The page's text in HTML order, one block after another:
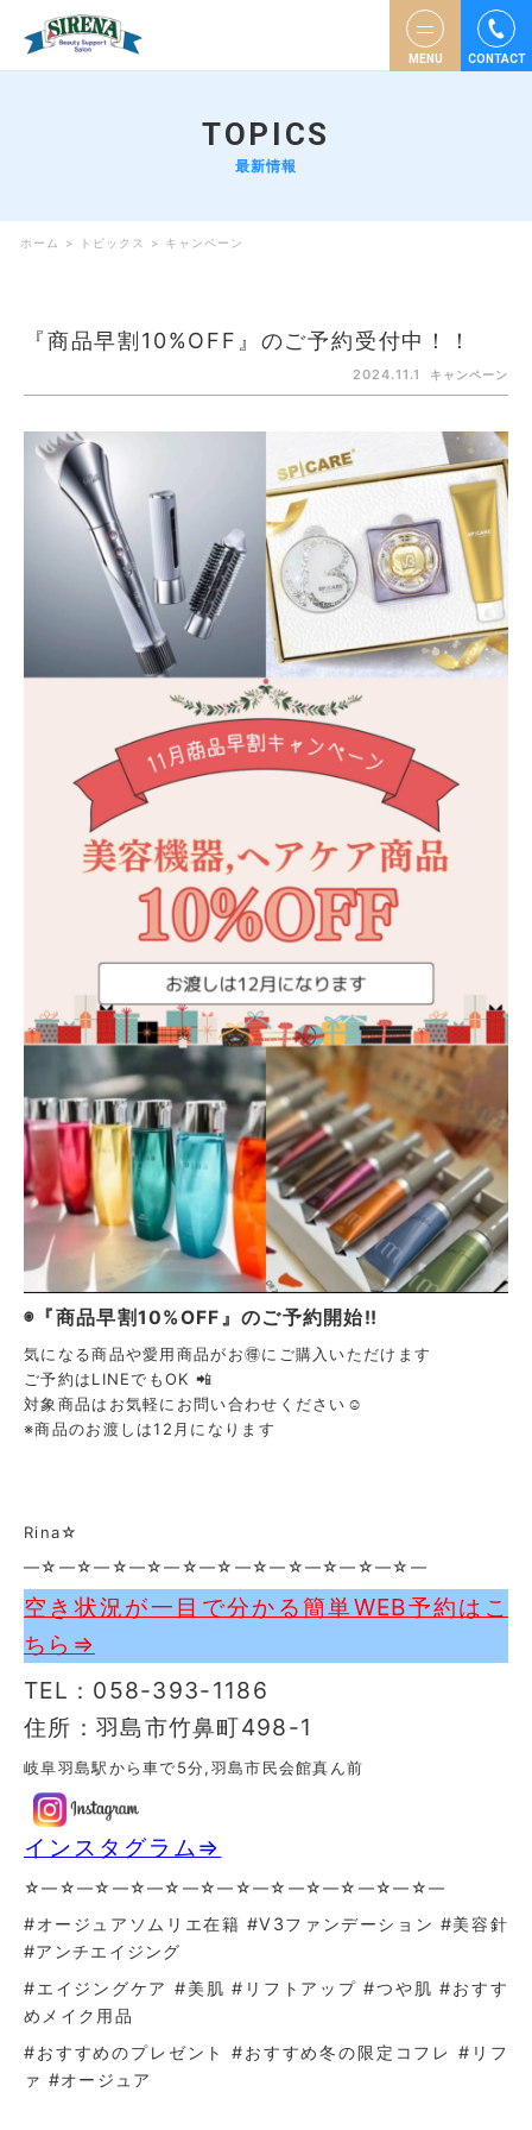
MENU CONTACT
TOPICS
最新情報
ホーム > トピックス > キャンペーン
『商品早割10%OFF』のご予約受付中！！
2024.11.1 キャンペーン
◉『商品早割10%OFF』のご予約開始‼️
気になる商品や愛用商品がお🉐にご購入いただけます
ご予約はLINEでもOK 📲
対象商品はお気軽にお問い合わせください☺️
※商品のお渡しは12月になります
Rina☆
—☆—☆—☆—☆—☆—☆—☆—☆—☆—☆—☆—
空き状況が一目で分かる簡単WEB予約はこ
ちら⇒
TEL：058-393-1186
住所：羽島市竹鼻町498-1
岐阜羽島駅から車で5分,羽島市民会館真ん前
インスタグラム⇒
☆—☆—☆—☆—☆—☆—☆—☆—☆—☆—☆—☆—
#オージュアソムリエ在籍 #V3ファンデーション #美容針
#アンチエイジング
#エイジングケア #美肌 #リフトアップ #つや肌 #おすす
めメイク用品
#おすすめのプレゼント #おすすめ冬の限定コフレ #リフ
ァ #オージュア